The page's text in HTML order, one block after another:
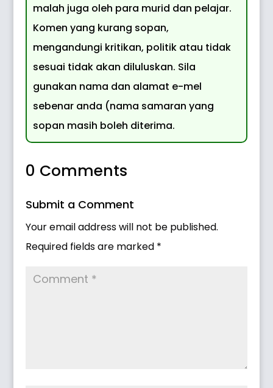
malah juga oleh para murid dan pelajar.
Komen yang kurang sopan,
mengandungi kritikan, politik atau tidak
sesuai tidak akan diluluskan. Sila
gunakan nama dan alamat e-mel
sebenar anda (nama samaran yang
sopan masih boleh diterima.
0 Comments
Submit a Comment
Your email address will not be published.
Required fields are marked *